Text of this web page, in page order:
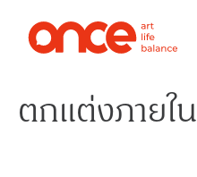
ตกแต่งภายใน